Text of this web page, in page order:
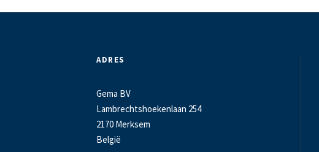
ADRES
Gema BV
Lambrechtshoekenlaan 254
2170 Merksem
België